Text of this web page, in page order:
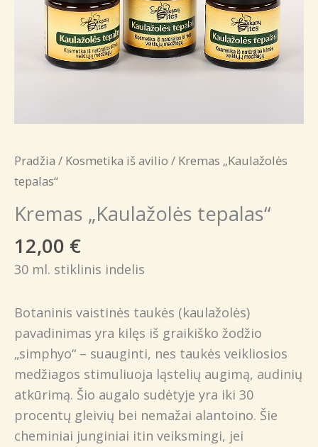
Pradžia / Kosmetika iš avilio / Kremas „Kaulažolės
tepalas“
Kremas „Kaulažolės tepalas“
12,00 €
30 ml. stiklinis indelis
Botaninis vaistinės taukės (kaulažolės)
pavadinimas yra kilęs iš graikiško žodžio
„simphyo“ – suauginti, nes taukės veikliosios
medžiagos stimuliuoja ląstelių augimą, audinių
atkūrimą. Šio augalo sudėtyje yra iki 30
procentų gleivių bei nemažai alantoino. Šie
cheminiai junginiai itin veiksmingi, jei